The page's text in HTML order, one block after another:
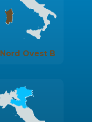
Nord Ovest B